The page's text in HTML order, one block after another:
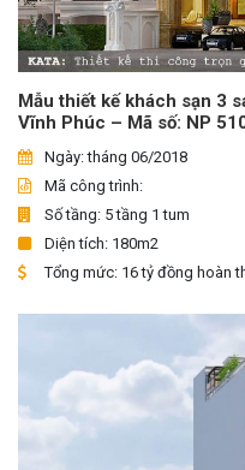
Mẫu thiết kế khách sạn 3
Vĩnh Phúc – Mã số: NP
Ngày: tháng 06/2018
Mã công trình:
Số tầng: 5 tầng 1 tum
Diện tích: 180m2
Tổng mức: 16 tỷ đồng hoàn